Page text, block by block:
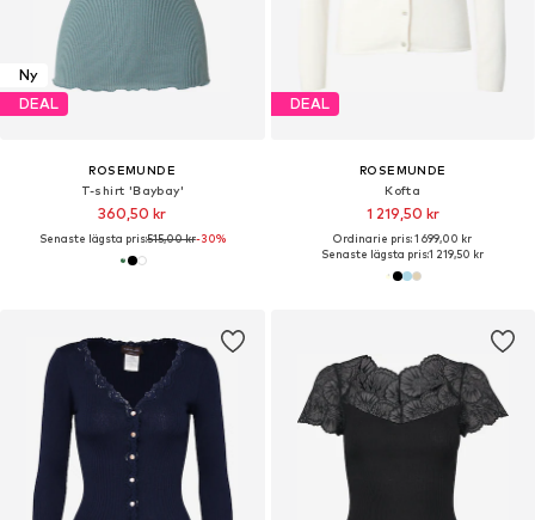
Ny
DEAL
ROSEMUNDE
T-shirt 'Baybay'
360,50 kr
Senaste lägsta pris:515,00 kr-30%
DEAL
ROSEMUNDE
Kofta
1 219,50 kr
Ordinarie pris: 1 699,00 kr
Senaste lägsta pris:1 219,50 kr